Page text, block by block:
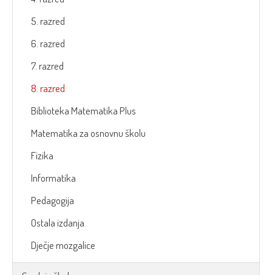
5. razred
6. razred
7. razred
8. razred
Biblioteka Matematika Plus
Matematika za osnovnu školu
Fizika
Informatika
Pedagogija
Ostala izdanja
Dječje mozgalice